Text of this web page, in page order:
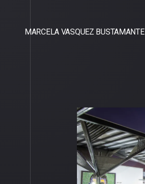
MARCELA VASQUEZ BUSTAMANTE